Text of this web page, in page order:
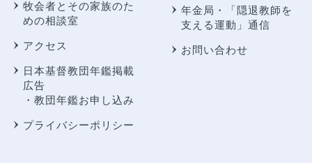
牧会者とその家族のた
めの相談室
アクセス
日本基督教団年鑑掲載
広告
・教団年鑑お申し込み
プライバシーポリシー
年金局・
「隠退教師を
支える運動」通信
お問い合わせ